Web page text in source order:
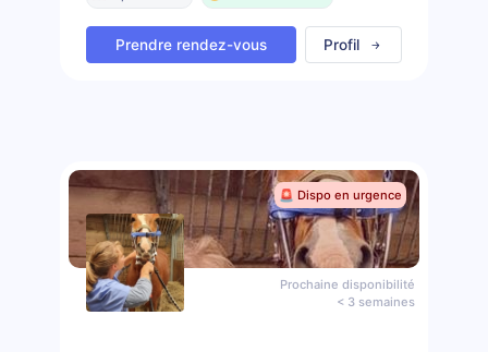
Prendre rendez-vous Profil
🚨 Dispo en urgence
Prochaine disponibilité
< 3 semaines